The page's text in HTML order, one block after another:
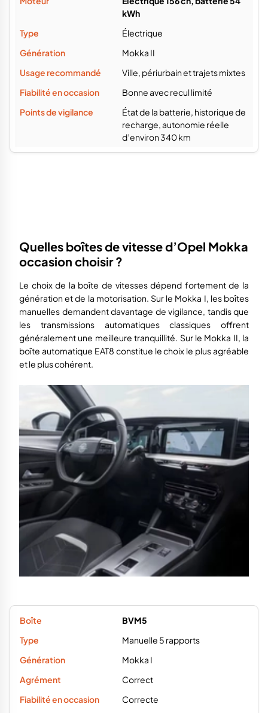
kWh
Électrique
Mokka II
Ville, périurbain et trajets mixtes
Bonne avec recul limité
État de la batterie, historique de
recharge, autonomie réelle
d’environ 340 km
Quelles boîtes de vitesse d’Opel Mokka
occasion choisir ?
Le choix de la boîte de vitesses dépend fortement de la
génération et de la motorisation. Sur le Mokka I, les boîtes
manuelles demandent davantage de vigilance, tandis que
les transmissions automatiques classiques offrent
généralement une meilleure tranquillité. Sur le Mokka II, la
boîte automatique EAT8 constitue le choix le plus agréable
et le plus cohérent.
BVM5
Manuelle 5 rapports
Mokka I
Correct
Correcte